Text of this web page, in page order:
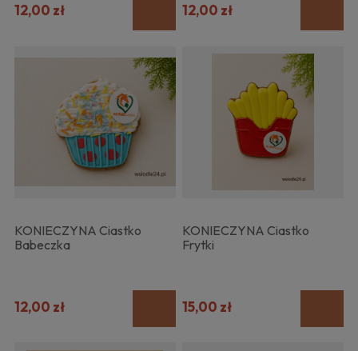
12,00 zł 12,00 zł
KONIECZYNA Ciastko
Babeczka
12,00 zł
KONIECZYNA Ciastko
Frytki
15,00 zł